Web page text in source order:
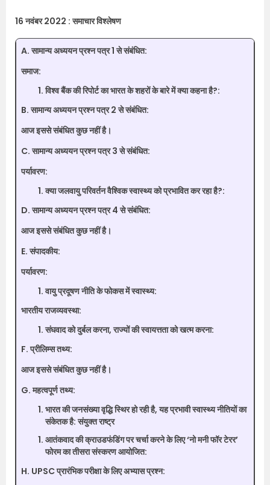
16 नवंबर 2022 : समाचार विश्लेषण
A. सामान्य अध्ययन प्रश्न पत्र 1 से संबंधित:
समाज:
विश्व बैंक की रिपोर्ट का भारत के शहरों के बारे में क्या कहना है?:
B. सामान्य अध्ययन प्रश्न पत्र 2 से संबंधित:
आज इससे संबंधित कुछ नहीं है।
C. सामान्य अध्ययन प्रश्न पत्र 3 से संबंधित:
पर्यावरण:
क्या जलवायु परिवर्तन वैश्विक स्वास्थ्य को प्रभावित कर रहा है?:
D. सामान्य अध्ययन प्रश्न पत्र 4 से संबंधित:
आज इससे संबंधित कुछ नहीं है।
E. संपादकीय:
पर्यावरण:
वायु प्रदूषण नीति के फोकस में स्वास्थ्य:
भारतीय राजव्यवस्था:
संघवाद को दुर्बल करना, राज्यों की स्वायत्तता को खत्म करना:
F. प्रीलिम्स तथ्य:
आज इससे संबंधित कुछ नहीं है।
G. महत्वपूर्ण तथ्य:
भारत की जनसंख्या वृद्धि स्थिर हो रही है, यह प्रभावी स्वास्थ्य नीतियों का
संकेतक है: संयुक्त राष्ट्र
आतंकवाद की क्राउडफंडिंग पर चर्चा करने के लिए ‘नो मनी फॉर टेरर’
फोरम का तीसरा संस्करण आयोजित:
H. UPSC प्रारंभिक परीक्षा के लिए अभ्यास प्रश्न: